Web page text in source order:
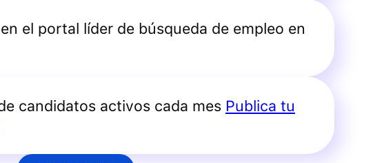
el portal líder de búsqueda de empleo en
candidatos activos cada mes Publica tu